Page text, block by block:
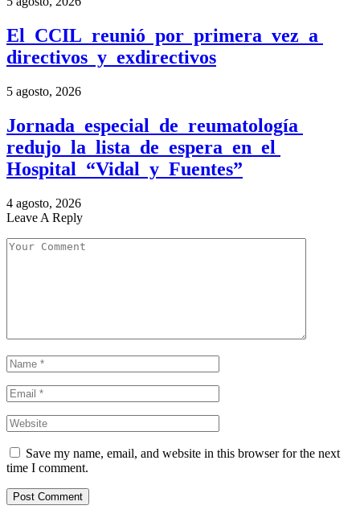
El CCIL reunió por primera vez a
directivos y exdirectivos
5 agosto, 2026
Jornada especial de reumatología
redujo la lista de espera en el
Hospital “Vidal y Fuentes”
4 agosto, 2026
Leave A Reply
Save my name, email, and website in this browser for the next
time I comment.